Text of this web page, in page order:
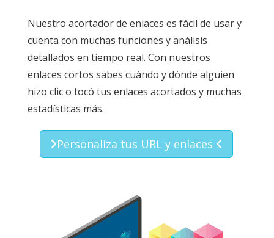
Nuestro acortador de enlaces es fácil de usar y
cuenta con muchas funciones y análisis
detallados en tiempo real. Con nuestros
enlaces cortos sabes cuándo y dónde alguien
hizo clic o tocó tus enlaces acortados y muchas
estadísticas más.
Personaliza tus URL y enlaces